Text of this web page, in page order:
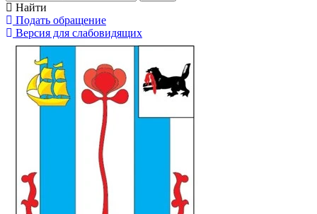
Найти
Подать обращение
Версия для слабовидящих